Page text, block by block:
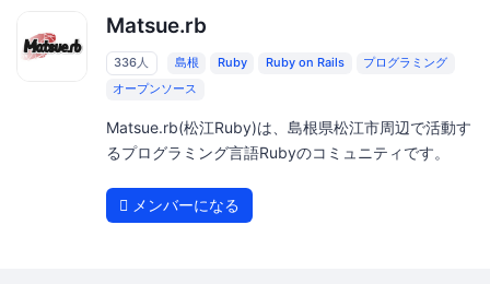
Matsue.rb
336人 島根 Ruby Ruby on Rails
プログラミング
オープンソース
Matsue.rb(松江Ruby)は、島根県松江市周辺で活動す
るプログラミング言語Rubyのコミュニティです。
メンバーになる